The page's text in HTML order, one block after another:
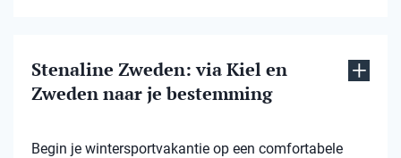
Stenaline Zweden: via Kiel en
Zweden naar je bestemming
Begin je wintersportvakantie op een comfortabele